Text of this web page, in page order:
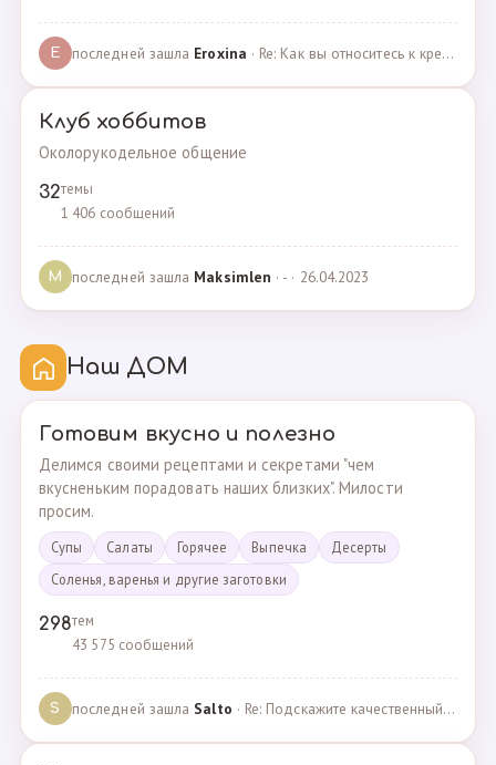
E последней зашла Eroxina · Re: Как вы относитесь к кредитам? · 06.04.2025
Клуб хоббитов
Околорукодельное общение
32темы
1 406 сообщений
M последней зашла Maksimlen · - · 26.04.2023
Наш ДОМ
Готовим вкусно и полезно
Делимся своими рецептами и секретами "чем
вкусненьким порадовать наших близких". Милости
просим.
Супы Cалаты Горячее Выпечка
Десерты
Соленья, варенья и другие заготовки
298тем
43 575 сообщений
S последней зашла Salto · Re: Подскажите качественный и крепкий капсульный ко… · 01.09.2024